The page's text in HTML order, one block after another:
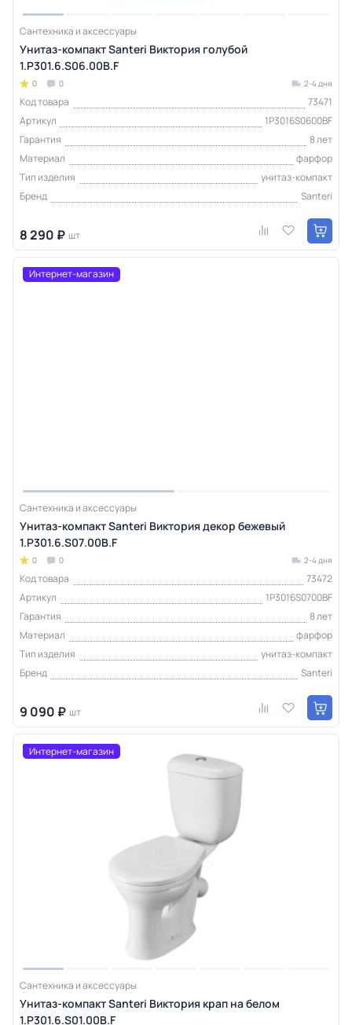
Сантехника и аксессуары
Унитаз-компакт Santeri Виктория голубой
1.P301.6.S06.00B.F
0 0 2-4 дня
Код товара
73471
Артикул
1P3016S0600BF
Гарантия
8 лет
Материал
фарфор
Тип изделия
унитаз-компакт
Бренд
Santeri
8 290 ₽ шт
Интернет-магазин
Сантехника и аксессуары
Унитаз-компакт Santeri Виктория декор бежевый
1.P301.6.S07.00B.F
0 0 2-4 дня
Код товара
73472
Артикул
1P3016S0700BF
Гарантия
8 лет
Материал
фарфор
Тип изделия
унитаз-компакт
Бренд
Santeri
9 090 ₽ шт
Интернет-магазин
Сантехника и аксессуары
Унитаз-компакт Santeri Виктория крап на белом
1.P301.6.S01.00B.F